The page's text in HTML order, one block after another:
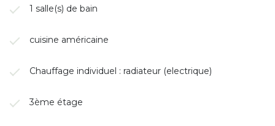
1 salle(s) de bain
cuisine américaine
Chauffage individuel : radiateur (electrique)
3ème étage